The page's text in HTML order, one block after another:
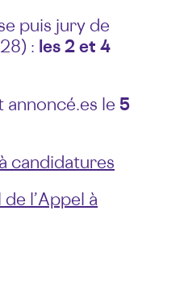
puis jury de
: les 2 et 4
annoncé.es le 5
candidatures
l’Appel à